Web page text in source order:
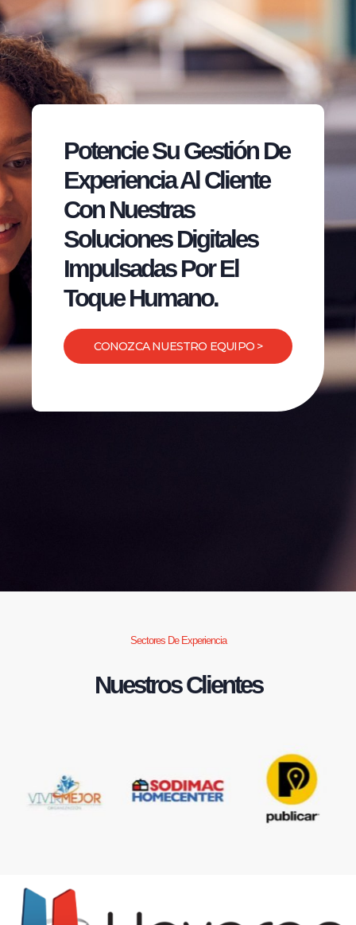
Potencie Su Gestión De
Experiencia Al Cliente
Con Nuestras
Soluciones Digitales
Impulsadas Por El
Toque Humano.
CONOZCA NUESTRO EQUIPO >
Sectores De Experiencia
Nuestros Clientes